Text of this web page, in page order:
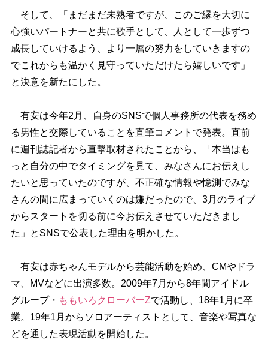
そして、「まだまだ未熟者ですが、このご縁を大切に
心強いパートナーと共に歌手として、人として一歩ずつ
成長していけるよう、より一層の努力をしていきますの
でこれからも温かく見守っていただけたら嬉しいです」
と決意を新たにした。
有安は今年2月、自身のSNSで個人事務所の代表を務め
る男性と交際していることを直筆コメントで発表。直前
に週刊誌記者から直撃取材されたことから、「本当はも
っと自分の中でタイミングを見て、みなさんにお伝えし
たいと思っていたのですが、不正確な情報や憶測でみな
さんの間に広まっていくのは嫌だったので、3月のライブ
からスタートを切る前に今お伝えさせていただきまし
た」とSNSで公表した理由を明かした。
有安は赤ちゃんモデルから芸能活動を始め、CMやドラ
マ、MVなどに出演多数。2009年7月から8年間アイドル
グループ・ ももいろクローバーZで活動し、18年1月に卒
業。19年1月からソロアーティストとして、音楽や写真な
どを通した表現活動を開始した。